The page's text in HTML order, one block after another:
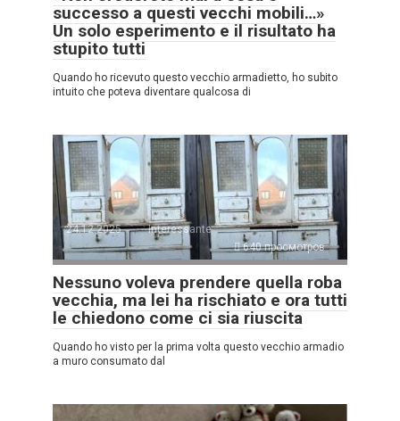
successo a questi vecchi mobili…»
Un solo esperimento e il risultato ha
stupito tutti
Quando ho ricevuto questo vecchio armadietto, ho subito
intuito che poteva diventare qualcosa di
24.12.2025
Interessante
640 просмотров
Nessuno voleva prendere quella roba
vecchia, ma lei ha rischiato e ora tutti
le chiedono come ci sia riuscita
Quando ho visto per la prima volta questo vecchio armadio
a muro consumato dal